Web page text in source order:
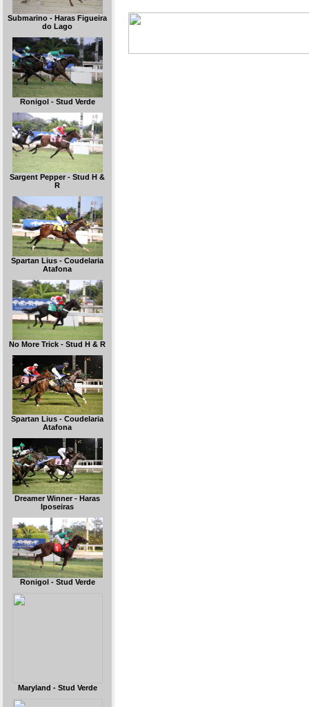
Submarino - Haras Figueira
do Lago
Ronigol - Stud Verde
Sargent Pepper - Stud H &
R
Spartan Lius - Coudelaria
Atafona
No More Trick - Stud H & R
Spartan Lius - Coudelaria
Atafona
Dreamer Winner - Haras
Iposeiras
Ronigol - Stud Verde
Maryland - Stud Verde